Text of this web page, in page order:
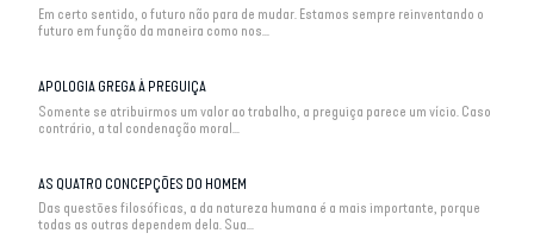
Em certo sentido, o futuro não para de mudar. Estamos sempre reinventando o
futuro em função da maneira como nos...
APOLOGIA GREGA À PREGUIÇA
Somente se atribuirmos um valor ao trabalho, a preguiça parece um vício. Caso
contrário, a tal condenação moral...
AS QUATRO CONCEPÇÕES DO HOMEM
Das questões filosóficas, a da natureza humana é a mais importante, porque
todas as outras dependem dela. Sua...